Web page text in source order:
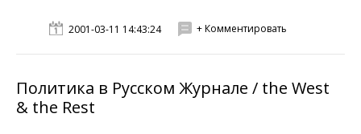
2001-03-11 14:43:24 + Комментировать
Политика в Русском Журнале / the West
& the Rest